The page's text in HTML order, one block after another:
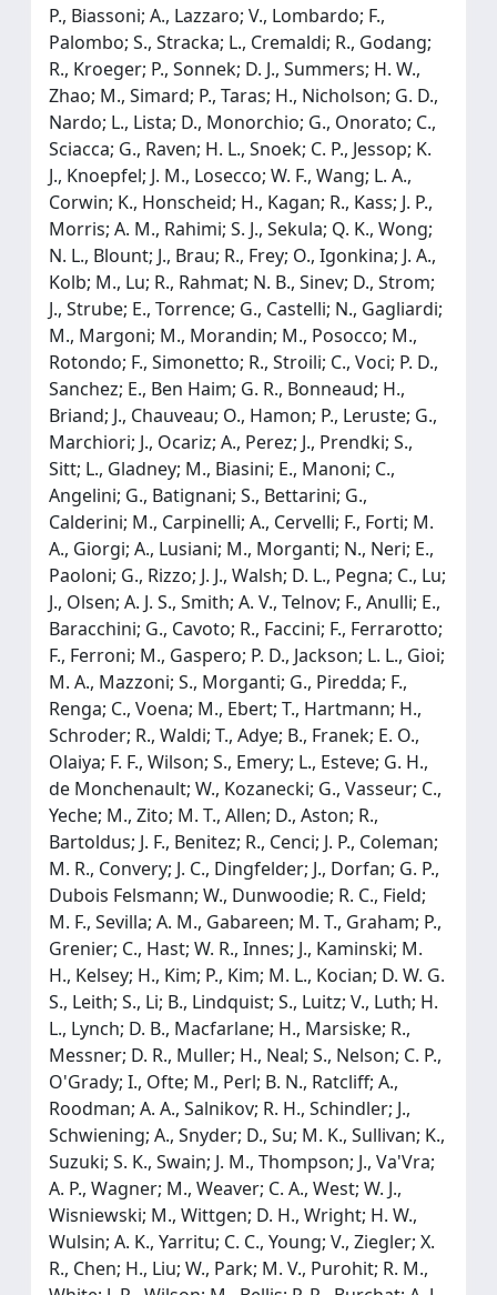
P., Biassoni; A., Lazzaro; V., Lombardo; F.,
Palombo; S., Stracka; L., Cremaldi; R., Godang;
R., Kroeger; P., Sonnek; D. J., Summers; H. W.,
Zhao; M., Simard; P., Taras; H., Nicholson; G. D.,
Nardo; L., Lista; D., Monorchio; G., Onorato; C.,
Sciacca; G., Raven; H. L., Snoek; C. P., Jessop; K.
J., Knoepfel; J. M., Losecco; W. F., Wang; L. A.,
Corwin; K., Honscheid; H., Kagan; R., Kass; J. P.,
Morris; A. M., Rahimi; S. J., Sekula; Q. K., Wong;
N. L., Blount; J., Brau; R., Frey; O., Igonkina; J. A.,
Kolb; M., Lu; R., Rahmat; N. B., Sinev; D., Strom;
J., Strube; E., Torrence; G., Castelli; N., Gagliardi;
M., Margoni; M., Morandin; M., Posocco; M.,
Rotondo; F., Simonetto; R., Stroili; C., Voci; P. D.,
Sanchez; E., Ben Haim; G. R., Bonneaud; H.,
Briand; J., Chauveau; O., Hamon; P., Leruste; G.,
Marchiori; J., Ocariz; A., Perez; J., Prendki; S.,
Sitt; L., Gladney; M., Biasini; E., Manoni; C.,
Angelini; G., Batignani; S., Bettarini; G.,
Calderini; M., Carpinelli; A., Cervelli; F., Forti; M.
A., Giorgi; A., Lusiani; M., Morganti; N., Neri; E.,
Paoloni; G., Rizzo; J. J., Walsh; D. L., Pegna; C., Lu;
J., Olsen; A. J. S., Smith; A. V., Telnov; F., Anulli; E.,
Baracchini; G., Cavoto; R., Faccini; F., Ferrarotto;
F., Ferroni; M., Gaspero; P. D., Jackson; L. L., Gioi;
M. A., Mazzoni; S., Morganti; G., Piredda; F.,
Renga; C., Voena; M., Ebert; T., Hartmann; H.,
Schroder; R., Waldi; T., Adye; B., Franek; E. O.,
Olaiya; F. F., Wilson; S., Emery; L., Esteve; G. H.,
de Monchenault; W., Kozanecki; G., Vasseur; C.,
Yeche; M., Zito; M. T., Allen; D., Aston; R.,
Bartoldus; J. F., Benitez; R., Cenci; J. P., Coleman;
M. R., Convery; J. C., Dingfelder; J., Dorfan; G. P.,
Dubois Felsmann; W., Dunwoodie; R. C., Field;
M. F., Sevilla; A. M., Gabareen; M. T., Graham; P.,
Grenier; C., Hast; W. R., Innes; J., Kaminski; M.
H., Kelsey; H., Kim; P., Kim; M. L., Kocian; D. W. G.
S., Leith; S., Li; B., Lindquist; S., Luitz; V., Luth; H.
L., Lynch; D. B., Macfarlane; H., Marsiske; R.,
Messner; D. R., Muller; H., Neal; S., Nelson; C. P.,
O'Grady; I., Ofte; M., Perl; B. N., Ratcliff; A.,
Roodman; A. A., Salnikov; R. H., Schindler; J.,
Schwiening; A., Snyder; D., Su; M. K., Sullivan; K.,
Suzuki; S. K., Swain; J. M., Thompson; J., Va'Vra;
A. P., Wagner; M., Weaver; C. A., West; W. J.,
Wisniewski; M., Wittgen; D. H., Wright; H. W.,
Wulsin; A. K., Yarritu; C. C., Young; V., Ziegler; X.
R., Chen; H., Liu; W., Park; M. V., Purohit; R. M.,